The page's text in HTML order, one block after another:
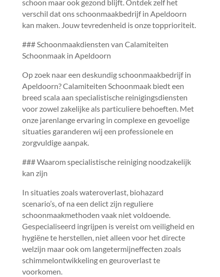
schoon maar ook gezond blijft.​ Ontdek zelf het
verschil dat ons schoonmaakbedrijf in Apeldoorn
kan maken.​ Jouw tevredenheid is onze topprioriteit.​
### Schoonmaakdiensten van Calamiteiten
Schoonmaak in Apeldoorn
Op zoek naar een deskundig schoonmaakbedrijf in
Apeldoorn? Calamiteiten Schoonmaak biedt een
breed scala aan specialistische reinigingsdiensten
voor zowel zakelijke als particuliere behoeften.​ Met
onze jarenlange ervaring in complexe en gevoelige
situaties garanderen wij een professionele en
zorgvuldige aanpak.​
### Waarom specialistische reiniging noodzakelijk
kan zijn
In situaties zoals wateroverlast, biohazard
scenario’s, of na een delict zijn reguliere
schoonmaakmethoden vaak niet voldoende.​
Gespecialiseerd ingrijpen is vereist om veiligheid en
hygiëne te herstellen, niet alleen voor het directe
welzijn maar ook om langetermijneffecten zoals
schimmelontwikkeling en geuroverlast te
voorkomen.​